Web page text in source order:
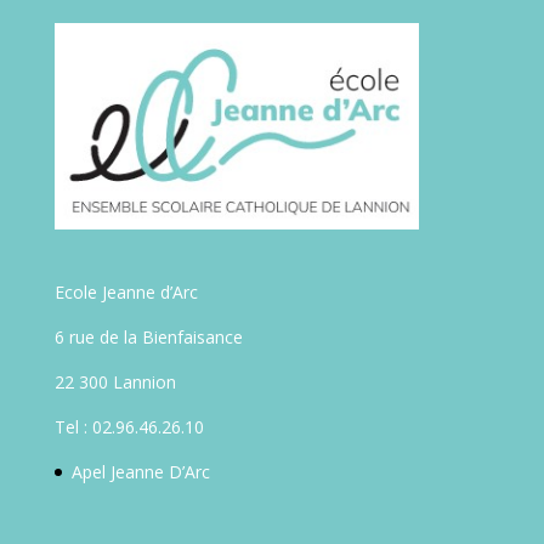
Ecole Jeanne d’Arc
6 rue de la Bienfaisance
22 300 Lannion
Tel : 02.96.46.26.10
Apel Jeanne D’Arc